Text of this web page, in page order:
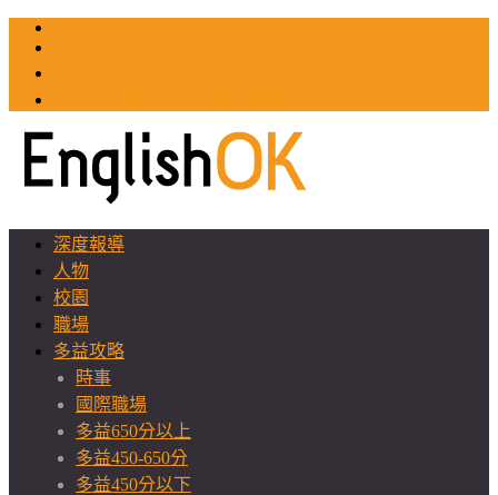
深度報導
人物
校園
職場
多益攻略
時事
國際職場
多益650分以上
多益450-650分
多益450分以下